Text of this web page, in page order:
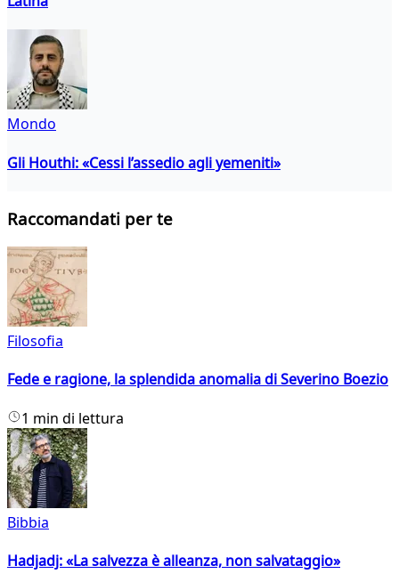
Mondo
Gli Houthi: «Cessi l’assedio agli yemeniti»
Raccomandati per te
Filosofia
Fede e ragione, la splendida anomalia di Severino Boezio
1 min di lettura
Bibbia
Hadjadj: «La salvezza è alleanza, non salvataggio»